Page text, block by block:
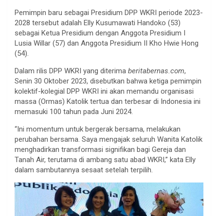
Pemimpin baru sebagai Presidium DPP WKRI periode 2023-
2028 tersebut adalah Elly Kusumawati Handoko (53)
sebagai Ketua Presidium dengan Anggota Presidium I
Lusia Willar (57) dan Anggota Presidium II Kho Hwie Hong
(54).
Dalam rilis DPP WKRI yang diterima beritabernas.com,
Senin 30 Oktober 2023, disebutkan bahwa ketiga pemimpin
kolektif-kolegial DPP WKRI ini akan memandu organisasi
massa (Ormas) Katolik tertua dan terbesar di Indonesia ini
memasuki 100 tahun pada Juni 2024.
“Ini momentum untuk bergerak bersama, melakukan
perubahan bersama. Saya mengajak seluruh Wanita Katolik
menghadirkan transformasi signifikan bagi Gereja dan
Tanah Air, terutama di ambang satu abad WKRI,” kata Elly
dalam sambutannya sesaat setelah terpilih.